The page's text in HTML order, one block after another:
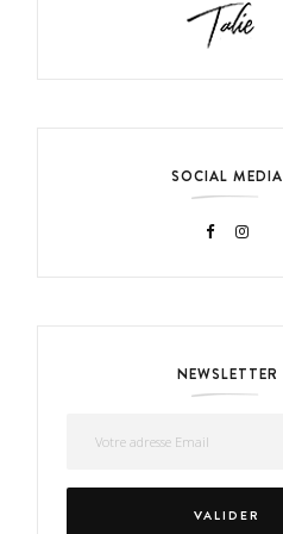
SOCIAL MEDIA
NEWSLETTER